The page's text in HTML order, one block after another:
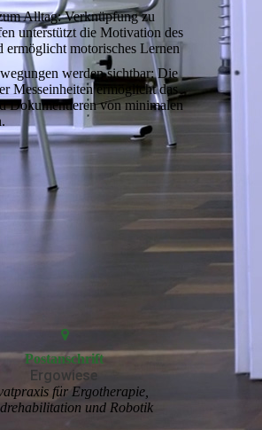
Alltag: Verknüpfung zu
unterstützt die Motivation des
ermöglicht motorisches Lernen
werden sichtbar: Die
Messeinheiten ermöglicht das
Dokumentieren von minimalen
Postanschrift
Ergowiese
für Ergotherapie,
und Robotik